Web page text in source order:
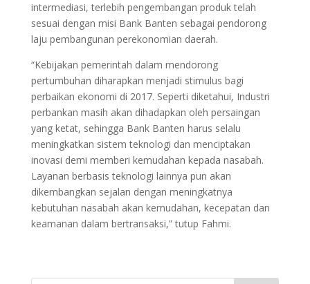
intermediasi, terlebih pengembangan produk telah
sesuai dengan misi Bank Banten sebagai pendorong
laju pembangunan perekonomian daerah.
“Kebijakan pemerintah dalam mendorong
pertumbuhan diharapkan menjadi stimulus bagi
perbaikan ekonomi di 2017. Seperti diketahui, Industri
perbankan masih akan dihadapkan oleh persaingan
yang ketat, sehingga Bank Banten harus selalu
meningkatkan sistem teknologi dan menciptakan
inovasi demi memberi kemudahan kepada nasabah.
Layanan berbasis teknologi lainnya pun akan
dikembangkan sejalan dengan meningkatnya
kebutuhan nasabah akan kemudahan, kecepatan dan
keamanan dalam bertransaksi,” tutup Fahmi.